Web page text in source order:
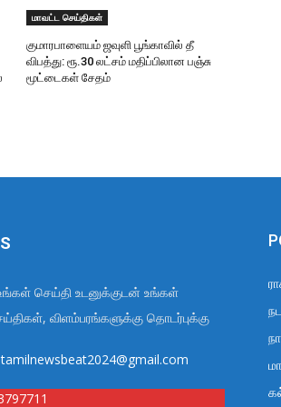
மாவட்ட செய்திகள்
குமாரபாளையம் ஜவுளி பூங்காவில் தீ
விபத்து: ரூ.30 லட்சம் மதிப்பிலான பஞ்சு
மூட்டைகள் சேதம்
செய்தி உடனுக்குடன் உங்கள்
விளம்பரங்களுக்கு தொடர்புக்கு
tamilnewsbeat2024@gmail.com